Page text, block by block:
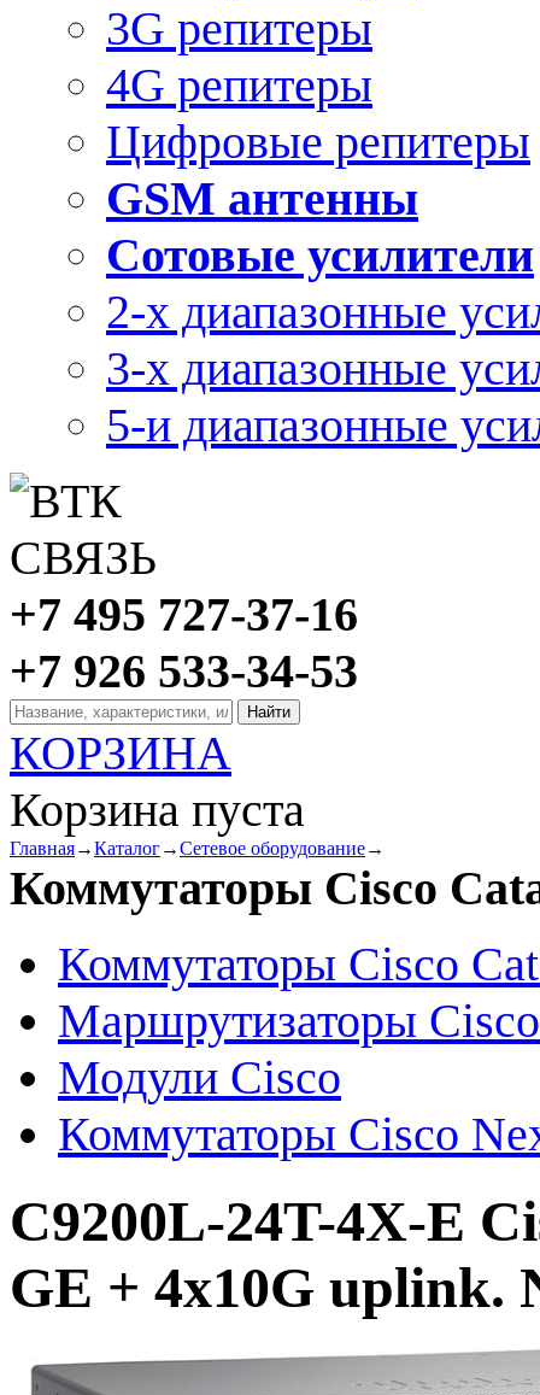
3G репитеры
4G репитеры
Цифровые репитеры
GSM антенны
Сотовые усилители
2-х диапазонные
3-х диапазонные
5-и диапазонные
+7 495 727-37-16
+7 926 533-34-53
КОРЗИНА
Корзина пуста
Главная→Каталог→Сетевое оборудование→
Коммутаторы Cisco
Коммутаторы Cisco
Маршрутизаторы Cisco
Модули Cisco
Коммутаторы Cisco
C9200L-24T-4X-E
GE + 4x10G uplink.